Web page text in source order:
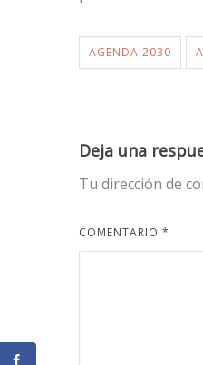
AGENDA 2030
Deja una
Tu dirección de
COMENTARIO *